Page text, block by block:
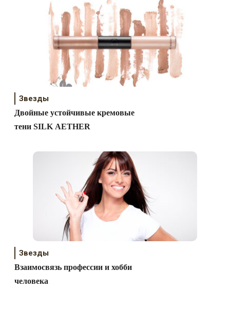
Звезды
Двойные устойчивые кремовые
тени SILK AETHER
Звезды
Взаимосвязь профессии и хобби
человека